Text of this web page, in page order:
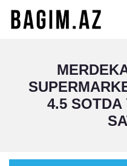
4.5 SOTDA